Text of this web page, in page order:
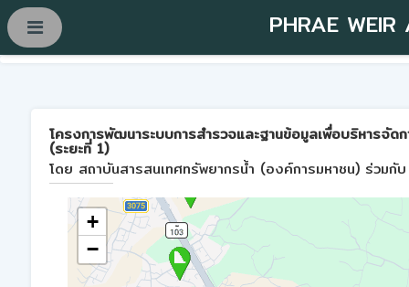
PHRAE WEIR
โครงการพัฒนาระบบการสำรวจและฐานข้อมูลเพื่อบริหารจั
(ระยะที่ 1)
โดย สถาบันสารสนเทศทรัพยากรน้ำ (องค์การมหาชน) ร่วมกั
+
−